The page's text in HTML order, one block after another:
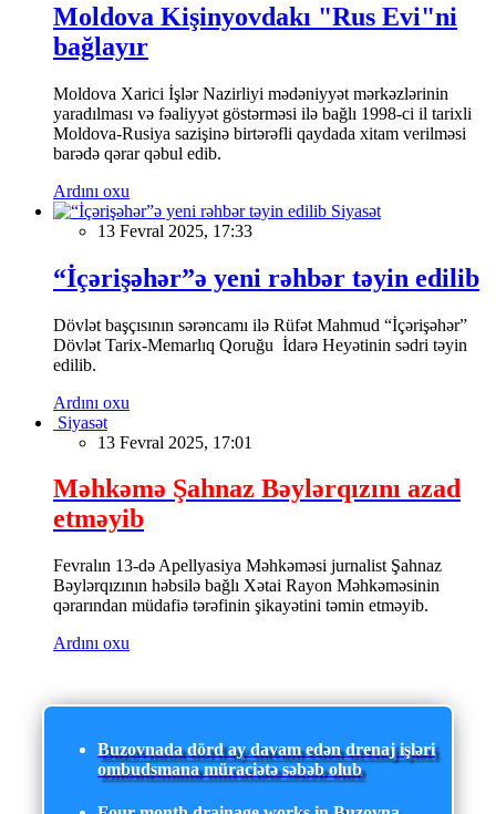
Moldova Kişinyovdakı "Rus Evi"ni
bağlayır
Moldova Xarici İşlər Nazirliyi mədəniyyət mərkəzlərinin
yaradılması və fəaliyyət göstərməsi ilə bağlı 1998-ci il tarixli
Moldova-Rusiya sazişinə birtərəfli qaydada xitam verilməsi
barədə qərar qəbul edib.
Ardını oxu
Siyasət
13 Fevral 2025, 17:33
“İçərişəhər”ə yeni rəhbər təyin edilib
Dövlət başçısının sərəncamı ilə Rüfət Mahmud “İçərişəhər”
Dövlət Tarix-Memarlıq Qoruğu İdarə Heyətinin sədri təyin
edilib.
Ardını oxu
Siyasət
13 Fevral 2025, 17:01
Məhkəmə Şahnaz Bəylərqızını azad
etməyib
Fevralın 13-də Apellyasiya Məhkəməsi jurnalist Şahnaz
Bəylərqızının həbsilə bağlı Xətai Rayon Məhkəməsinin
qərarından müdafiə tərəfinin şikayətini təmin etməyib.
Ardını oxu
Buzovnada dörd ay davam edən drenaj işləri
ombudsmana müraciətə səbəb olub